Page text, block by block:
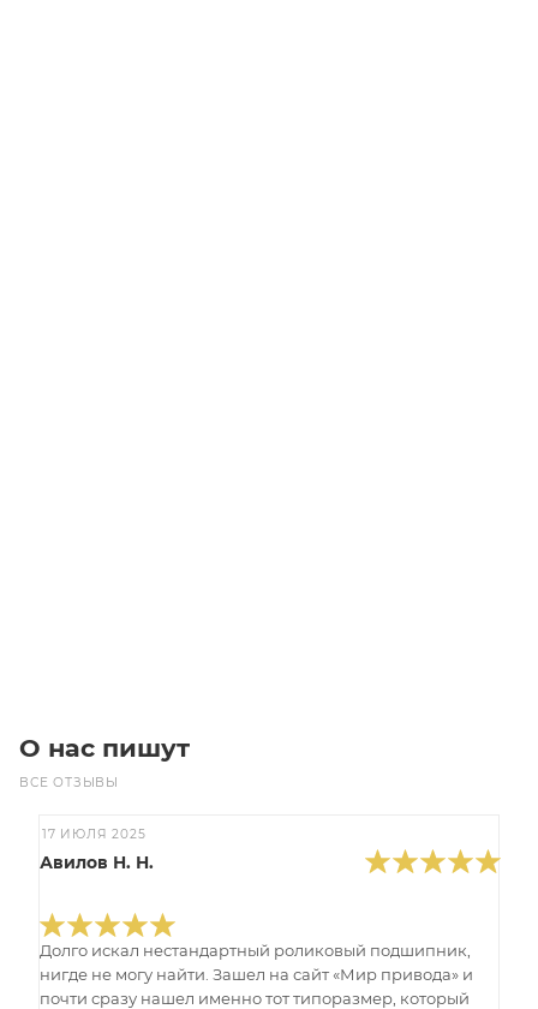
О нас пишут
ВСЕ ОТЗЫВЫ
17 ИЮЛЯ 2025
Авилов Н. Н.
Долго искал нестандартный роликовый подшипник,
нигде не могу найти. Зашел на сайт «Мир привода» и
почти сразу нашел именно тот типоразмер, который